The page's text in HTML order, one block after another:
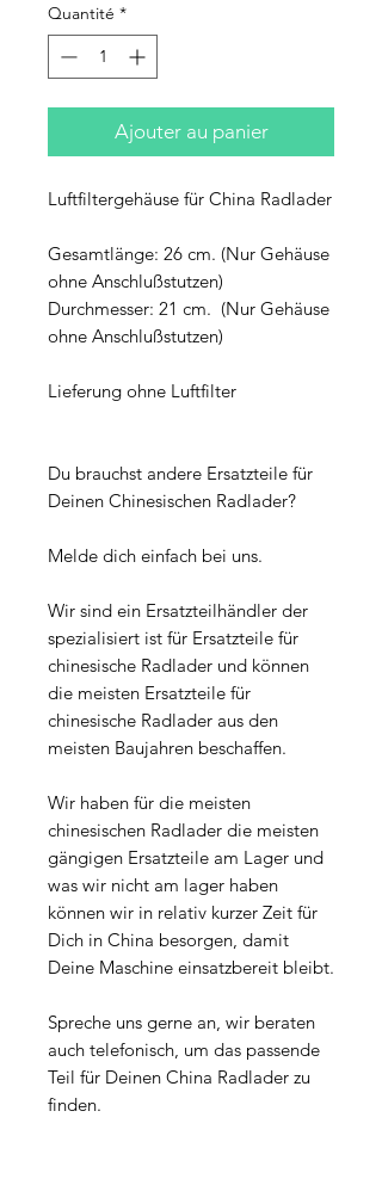
Quantité *
Ajouter au panier
Luftfiltergehäuse für China Radlader
Gesamtlänge: 26 cm. (Nur Gehäuse
ohne Anschlußstutzen)
Durchmesser: 21 cm. (Nur Gehäuse
ohne Anschlußstutzen)
Lieferung ohne Luftfilter
Du brauchst andere Ersatzteile für
Deinen Chinesischen Radlader?
Melde dich einfach bei uns.
Wir sind ein Ersatzteilhändler der
spezialisiert ist für Ersatzteile für
chinesische Radlader und können
die meisten Ersatzteile für
chinesische Radlader aus den
meisten Baujahren beschaffen.
Wir haben für die meisten
chinesischen Radlader die meisten
gängigen Ersatzteile am Lager und
was wir nicht am lager haben
können wir in relativ kurzer Zeit für
Dich in China besorgen, damit
Deine Maschine einsatzbereit bleibt.
Spreche uns gerne an, wir beraten
auch telefonisch, um das passende
Teil für Deinen China Radlader zu
finden.